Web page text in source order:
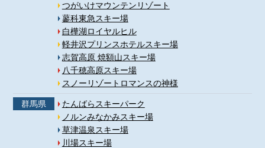
つがいけマウンテンリゾート
蓼科東急スキー場
白樺湖ロイヤルヒル
軽井沢プリンスホテルスキー場
志賀高原 焼額山スキー場
八千穂高原スキー場
スノーリゾートロマンスの神様
群馬県
たんばらスキーパーク
ノルンみなかみスキー場
草津温泉スキー場
川場スキー場